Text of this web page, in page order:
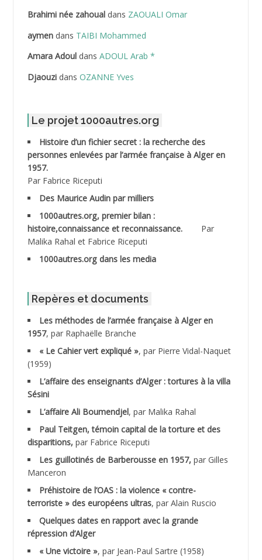
ABDELLI Mohamed
ABDELLI Mohamed *
ABDELMOUMENE Ahmed
ABDESMED Mohamed ben Kaddour
ABDESSELAMI Kouider
ABDESSLEM Ahmed dit le Coiffeur
ABDOUDOU
ABID Mohamed
ABNOUN Salah
ACHACHE M.*
ACHLAF Ali
ADALMI
ADANE Ramdane *
ADDAD
ADDALA Boualem*
Brahimi née zahoualdans ZAOUALI Omar
aymendans TAIBI Mohammed
Amara Adouldans ADOUL Arab *
Djaouzidans OZANNE Yves
Le projet 1000autres.org
Histoire d’un fichier secret : la recherche des
personnes enlevées par l’armée française à Alger en
1957.
Par Fabrice Riceputi
Des Maurice Audin par milliers
1000autres.org, premier bilan :
histoire,connaissance et reconnaissance.
Par
Malika Rahal et Fabrice Riceputi
1000autres.org dans les media
Repères et documents
Les méthodes de l’armée française à Alger en
1957, par Raphaëlle Branche
« Le Cahier vert expliqué », par Pierre Vidal-Naquet
(1959)
L’affaire des enseignants d’Alger : tortures à la villa
Sésini
L’affaire Ali Boumendjel, par Malika Rahal
Paul Teitgen, témoin capital de la torture et des
disparitions, par Fabrice Riceputi
Les guillotinés de Barberousse en 1957, par Gilles
Manceron
Préhistoire de l’OAS : la violence « contre-
terroriste » des européens ultras, par Alain Ruscio
Quelques dates en rapport avec la grande
répression d’Alger
« Une victoire », par Jean-Paul Sartre (1958)